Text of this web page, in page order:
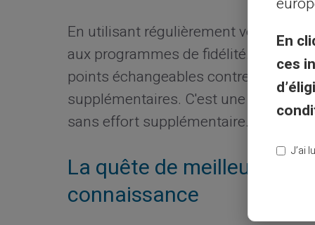
En utilisant régulièrement votre carte
aux programmes de fidélité. Ces
points échangeables contre des
supplémentaires. C'est une façon
sans effort supplémentaire.
La quête de meilleures
connaissance
En
ces
J’ai